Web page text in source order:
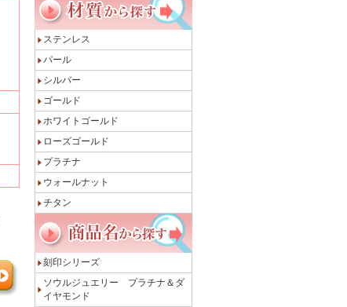
ステンレス
パール
シルバー
ゴールド
ホワイトゴールド
ローズゴールド
プラチナ
ウォールナット
チタン
刻印シリーズ
ソウルジュエリー プラチナ＆ダ
イヤモンド